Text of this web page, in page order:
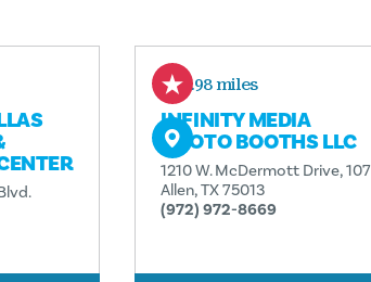
2.98 miles
INFINITY MEDIA
PHOTO BOOTHS LLC
1210 W. McDermott Drive, 107
Allen, TX 75013
(972) 972-8669